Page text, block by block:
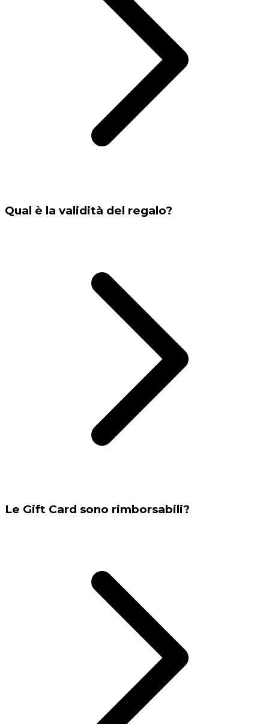
Qual è la validità del regalo?
Le Gift Card sono rimborsabili?